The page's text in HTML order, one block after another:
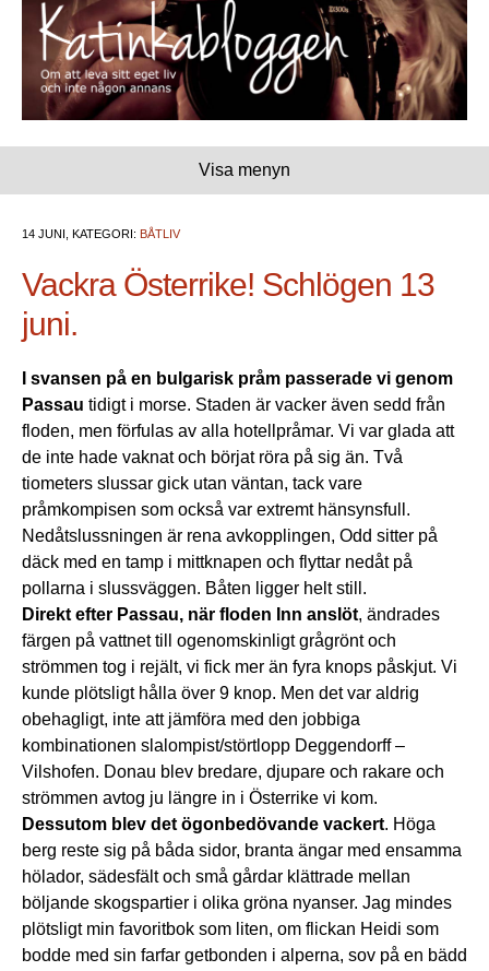
Visa menyn
14 JUNI, KATEGORI: BÅTLIV
Vackra Österrike! Schlögen 13
juni.
I svansen på en bulgarisk pråm passerade vi genom
Passau tidigt i morse. Staden är vacker även sedd från
floden, men förfulas av alla hotellpråmar. Vi var glada att
de inte hade vaknat och börjat röra på sig än. Två
tiometers slussar gick utan väntan, tack vare
pråmkompisen som också var extremt hänsynsfull.
Nedåtslussningen är rena avkopplingen, Odd sitter på
däck med en tamp i mittknapen och flyttar nedåt på
pollarna i slussväggen. Båten ligger helt still.
Direkt efter Passau, när floden Inn anslöt, ändrades
färgen på vattnet till ogenomskinligt grågrönt och
strömmen tog i rejält, vi fick mer än fyra knops påskjut. Vi
kunde plötsligt hålla över 9 knop. Men det var aldrig
obehagligt, inte att jämföra med den jobbiga
kombinationen slalompist/störtlopp Deggendorff –
Vilshofen. Donau blev bredare, djupare och rakare och
strömmen avtog ju längre in i Österrike vi kom.
Dessutom blev det ögonbedövande vackert. Höga
berg reste sig på båda sidor, branta ängar med ensamma
hölador, sädesfält och små gårdar klättrade mellan
böljande skogspartier i olika gröna nyanser. Jag mindes
plötsligt min favoritbok som liten, om flickan Heidi som
bodde med sin farfar getbonden i alperna, sov på en bädd